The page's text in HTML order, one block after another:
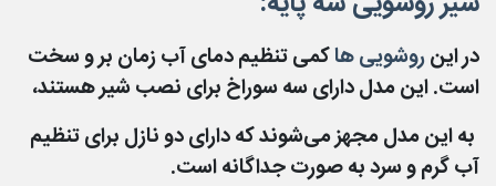
در اینروشویی هاکمی تنظیم دمای آب زمان بر و سخت
است. این مدل دارای سه سوراخ برای نصب شیر هستند،
به این مدل مجهز می‌شوند که دارای دو نازل برای تنظیم
آب گرم و سرد به صورت جداگانه است.